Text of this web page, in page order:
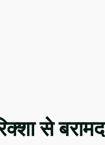
से बरामद